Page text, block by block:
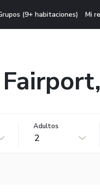
(9+ habitaciones) Mi
Adultos
2